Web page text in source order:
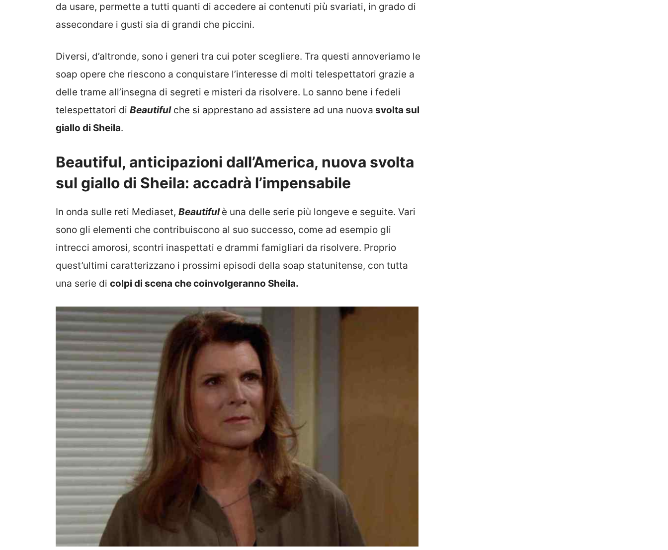
da usare, permette a tutti quanti di accedere ai contenuti più svariati, in grado di
assecondare i gusti sia di grandi che piccini.
Diversi, d’altronde, sono i generi tra cui poter scegliere. Tra questi annoveriamo le
soap opere che riescono a conquistare l’interesse di molti telespettatori grazie a
delle trame all’insegna di segreti e misteri da risolvere. Lo sanno bene i fedeli
telespettatori di Beautiful che si apprestano ad assistere ad una nuova svolta sul
giallo di Sheila.
Beautiful, anticipazioni dall’America, nuova svolta
sul giallo di Sheila: accadrà l’impensabile
In onda sulle reti Mediaset, Beautiful è una delle serie più longeve e seguite. Vari
sono gli elementi che contribuiscono al suo successo, come ad esempio gli
intrecci amorosi, scontri inaspettati e drammi famigliari da risolvere. Proprio
quest’ultimi caratterizzano i prossimi episodi della soap statunitense, con tutta
una serie di colpi di scena che coinvolgeranno Sheila.